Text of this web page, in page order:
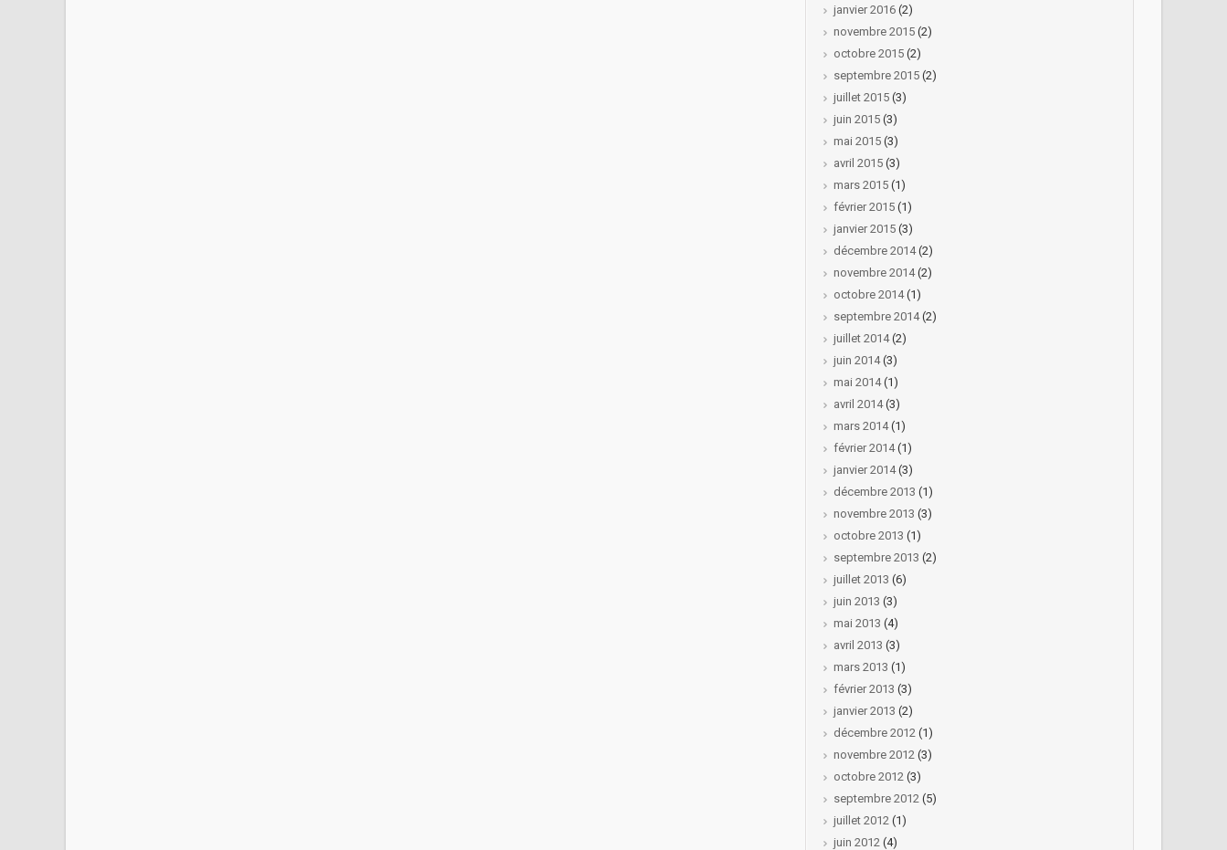
janvier 2016 (2)
novembre 2015 (2)
octobre 2015 (2)
septembre 2015 (2)
juillet 2015 (3)
juin 2015 (3)
mai 2015 (3)
avril 2015 (3)
mars 2015 (1)
février 2015 (1)
janvier 2015 (3)
décembre 2014(2)
novembre 2014(2)
octobre 2014(1)
septembre 2014(2)
juillet 2014(2)
juin 2014(3)
mai 2014(1)
avril 2014(3)
mars 2014(1)
février 2014(1)
janvier 2014(3)
décembre 2013 (1)
novembre 2013 (3)
octobre 2013 (1)
septembre 2013 (2)
juillet 2013 (6)
juin 2013 (3)
mai 2013 (4)
avril 2013 (3)
mars 2013 (1)
février 2013 (3)
janvier 2013 (2)
décembre 2012 (1)
novembre 2012 (3)
octobre 2012 (3)
septembre 2012 (5)
juillet 2012 (1)
juin 2012 (4)